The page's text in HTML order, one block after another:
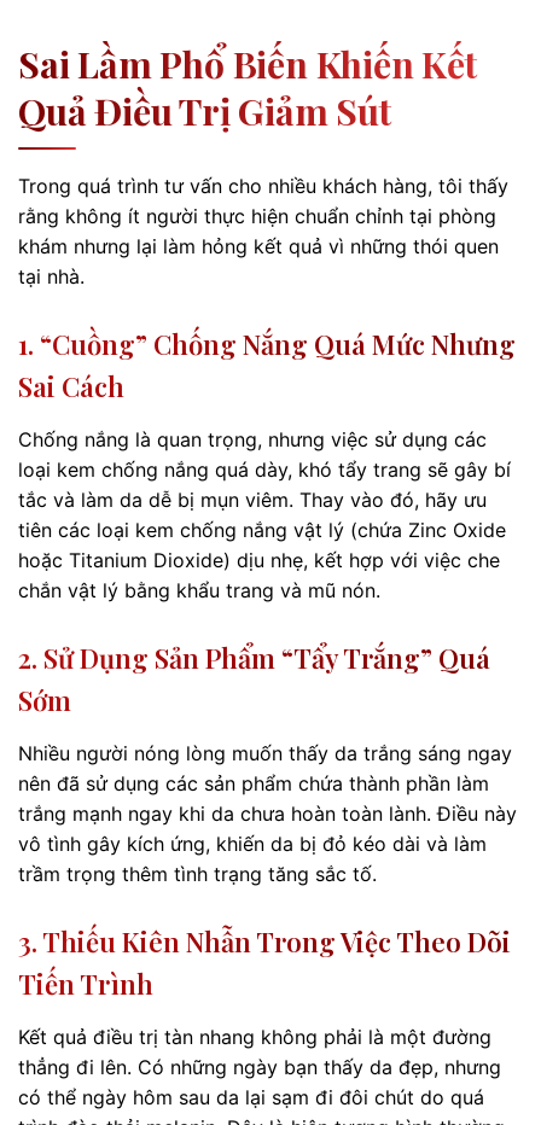
Sai Lầm Phổ Biến Khiến Kết
Quả Điều Trị Giảm Sút
Trong quá trình tư vấn cho nhiều khách hàng, tôi thấy
rằng không ít người thực hiện chuẩn chỉnh tại phòng
khám nhưng lại làm hỏng kết quả vì những thói quen
tại nhà.
1. “Cuồng” Chống Nắng Quá Mức Nhưng
Sai Cách
Chống nắng là quan trọng, nhưng việc sử dụng các
loại kem chống nắng quá dày, khó tẩy trang sẽ gây bí
tắc và làm da dễ bị mụn viêm. Thay vào đó, hãy ưu
tiên các loại kem chống nắng vật lý (chứa Zinc Oxide
hoặc Titanium Dioxide) dịu nhẹ, kết hợp với việc che
chắn vật lý bằng khẩu trang và mũ nón.
2. Sử Dụng Sản Phẩm “tẩy Trắng” Quá
Sớm
Nhiều người nóng lòng muốn thấy da trắng sáng ngay
nên đã sử dụng các sản phẩm chứa thành phần làm
trắng mạnh ngay khi da chưa hoàn toàn lành. Điều này
vô tình gây kích ứng, khiến da bị đỏ kéo dài và làm
trầm trọng thêm tình trạng tăng sắc tố.
3. Thiếu Kiên Nhẫn Trong Việc Theo Dõi
Tiến Trình
Kết quả điều trị tàn nhang không phải là một đường
thẳng đi lên. Có những ngày bạn thấy da đẹp, nhưng
có thể ngày hôm sau da lại sạm đi đôi chút do quá